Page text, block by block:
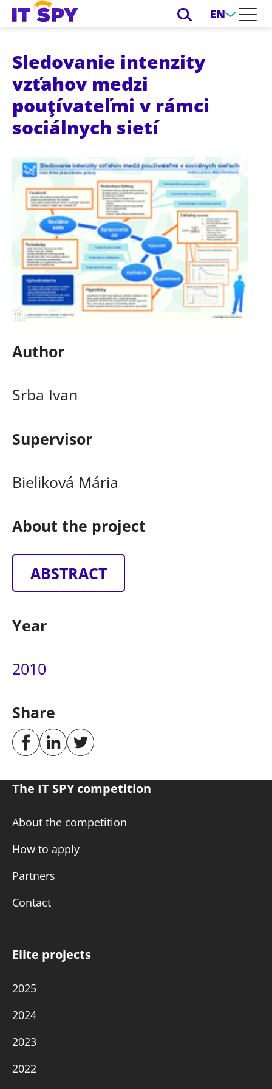
EN
Sledovanie intenzity
vzťahov medzi
pouţívateľmi v rámci
sociálnych sietí
Author
Srba Ivan
Supervisor
Bieliková Mária
About the project
ABSTRACT
Year
2010
Share
The IT SPY competition
About the competition
How to apply
Partners
Contact
Elite projects
2025
2024
2023
2022